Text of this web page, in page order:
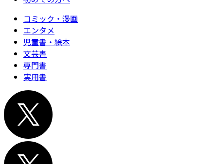
コミック・漫画
エンタメ
児童書・絵本
文芸書
専門書
実用書